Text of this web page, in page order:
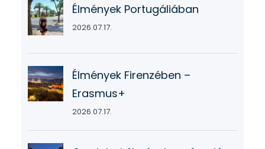
Élmények Portugáliában
2026.07.17.
Élmények Firenzében –
Erasmus+
2026.07.17.